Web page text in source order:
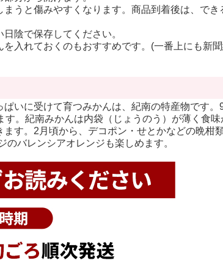
うと傷みやすくなります。商品到着後は、で
陰で保存してください。
入れておくのもおすすめです。(一番上にも新
いに受けて育つみかんは、紀南の特産物です。
す。紀南みかんは内袋（じょうのう）が薄く食
す。2月頃から、デコポン・せとかなどの晩柑
のバレンシアオレンジも楽しめます。